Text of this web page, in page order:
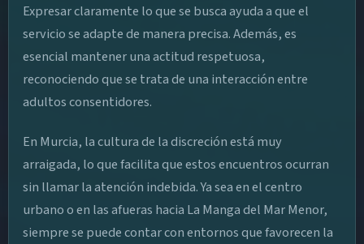
Expresar claramente lo que se busca ayuda a que el
servicio se adapte de manera precisa. Además, es
esencial mantener una actitud respetuosa,
reconociendo que se trata de una interacción entre
adultos consentidores.
En Murcia, la cultura de la discreción está muy
arraigada, lo que facilita que estos encuentros ocurran
sin llamar la atención indebida. Ya sea en el centro
urbano o en las afueras hacia La Manga del Mar Menor,
siempre se puede contar con entornos que favorecen la